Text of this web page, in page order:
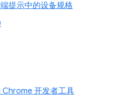
提示中的设备规格
开发者工具